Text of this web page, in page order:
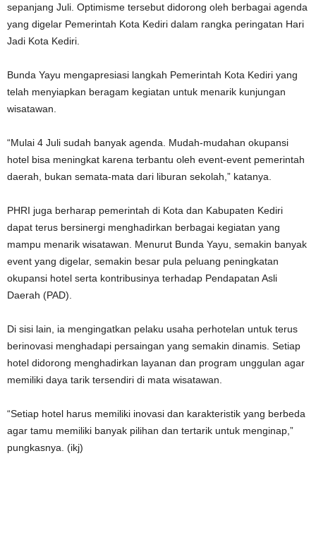
sepanjang Juli. Optimisme tersebut didorong oleh berbagai agenda
yang digelar Pemerintah Kota Kediri dalam rangka peringatan Hari
Jadi Kota Kediri.
Bunda Yayu mengapresiasi langkah Pemerintah Kota Kediri yang
telah menyiapkan beragam kegiatan untuk menarik kunjungan
wisatawan.
“Mulai 4 Juli sudah banyak agenda. Mudah-mudahan okupansi
hotel bisa meningkat karena terbantu oleh event-event pemerintah
daerah, bukan semata-mata dari liburan sekolah,” katanya.
PHRI juga berharap pemerintah di Kota dan Kabupaten Kediri
dapat terus bersinergi menghadirkan berbagai kegiatan yang
mampu menarik wisatawan. Menurut Bunda Yayu, semakin banyak
event yang digelar, semakin besar pula peluang peningkatan
okupansi hotel serta kontribusinya terhadap Pendapatan Asli
Daerah (PAD).
Di sisi lain, ia mengingatkan pelaku usaha perhotelan untuk terus
berinovasi menghadapi persaingan yang semakin dinamis. Setiap
hotel didorong menghadirkan layanan dan program unggulan agar
memiliki daya tarik tersendiri di mata wisatawan.
“Setiap hotel harus memiliki inovasi dan karakteristik yang berbeda
agar tamu memiliki banyak pilihan dan tertarik untuk menginap,”
pungkasnya. (ikj)